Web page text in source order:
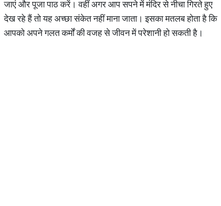
जाएं और पूजा पाठ करें। वहीं अगर आप सपने में मंदिर से नीचा गिरते हुए
देख रहे हैं तो यह अच्छा संकेत नहीं माना जाता। इसका मतलब होता है कि
आपको अपने गलत कर्मों की वजह से जीवन में परेशानी हो सकती है।